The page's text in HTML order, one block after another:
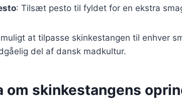
: Tilsæt pesto til fyldet for en ekstra
at tilpasse skinkestangen til enhver
del af dansk madkultur.
om skinkestangens